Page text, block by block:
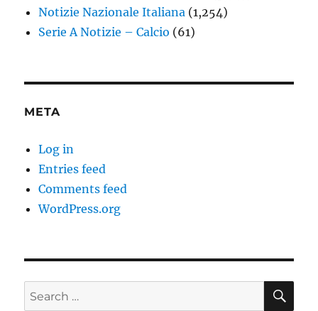
Notizie Nazionale Italiana (1,254)
Serie A Notizie – Calcio (61)
META
Log in
Entries feed
Comments feed
WordPress.org
Search